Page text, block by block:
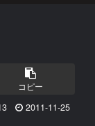
コピー
2011-11-25